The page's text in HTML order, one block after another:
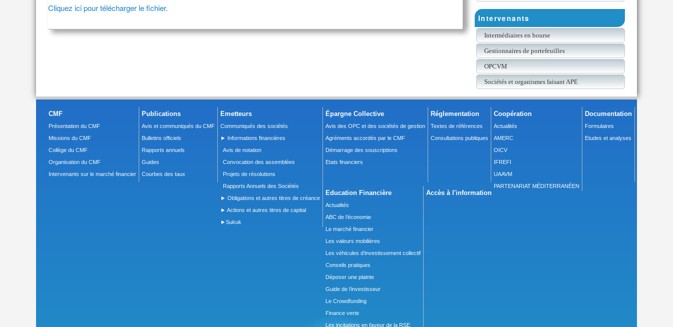
Cliquez ici pour télécharger le fichier.
Intervenants
Intermédiaires en bourse
Gestionnaires de portefeuilles
OPCVM
Sociétés et organismes faisant APE
CMF
Présentation du CMF
Missions du CMF
Collège du CMF
Organisation du CMF
Intervenants sur le marché financier
Publications
Avis et communiqués du CMF
Bulletins officiels
Rapports annuels
Guides
Courbes des taux
Emetteurs
Communiqués des sociétés
► Informations financières
Avis de notation
Convocation des assemblées
Projets de résolutions
Rapports Annuels des Sociétés
► Obligations et autres titres de créance
► Actions et autres titres de capital
►Sukuk
Épargne Collective
Avis des OPC et des sociétés de gestion
Agréments accordés par le CMF
Démarrage des souscriptions
Etats financiers
Réglementation
Textes de références
Consultations publiques
Coopération
Actualités
AMERC
OICV
IFREFI
UAAVM
PARTENARIAT MÉDITERRANÉEN
Documentation
Formulaires
Etudes et analyses
Education Financière
Actualités
ABC de l’économie
Le marché financier
Les valeurs mobilières
Les véhicules d’investissement collectif
Conseils pratiques
Déposer une plainte
Guide de l’investisseur
Le Crowdfunding
Finance verte
Les incitations en faveur de la RSE
Accès à l'information